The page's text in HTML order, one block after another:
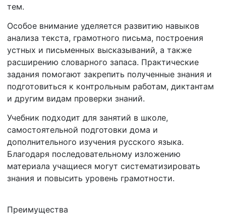
тем.
Особое внимание уделяется развитию навыков
анализа текста, грамотного письма, построения
устных и письменных высказываний, а также
расширению словарного запаса. Практические
задания помогают закрепить полученные знания и
подготовиться к контрольным работам, диктантам
и другим видам проверки знаний.
Учебник подходит для занятий в школе,
самостоятельной подготовки дома и
дополнительного изучения русского языка.
Благодаря последовательному изложению
материала учащиеся могут систематизировать
знания и повысить уровень грамотности.
Преимущества